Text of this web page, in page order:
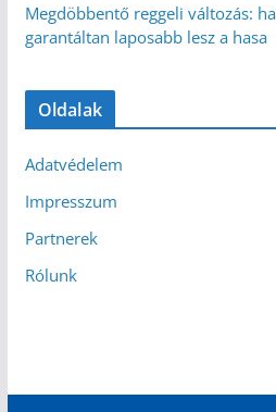
Megdöbbentő reggeli változás:
garantáltan laposabb lesz a hasa
Oldalak
Adatvédelem
Impresszum
Partnerek
Rólunk